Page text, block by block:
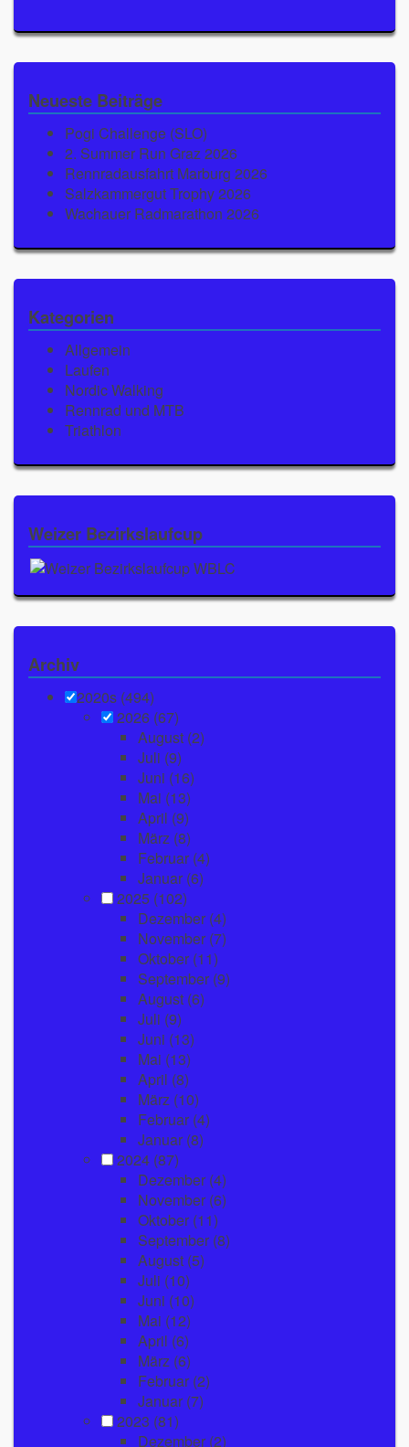
Neueste Beiträge
Pogi Challenge (SLO)
2. Summer Run Graz 2026
Rennradausfahrt Marburg 2026
Salzkammergut Trophy 2026
Wachauer Radmarathon 2026
Kategorien
Allgemein
Laufen
Nordic Walking
Rennrad und MTB
Triathlon
Weizer Bezirkslaufcup
Archiv
2020s (494)
2026 (67)
August (2)
Juli (9)
Juni (16)
Mai (13)
April (9)
März (8)
Februar (4)
Januar (6)
2025 (102)
Dezember (4)
November (7)
Oktober (11)
September (9)
August (6)
Juli (9)
Juni (13)
Mai (13)
April (8)
März (10)
Februar (4)
Januar (8)
2024 (87)
Dezember (4)
November (6)
Oktober (11)
September (8)
August (5)
Juli (10)
Juni (10)
Mai (12)
April (6)
März (6)
Februar (2)
Januar (7)
2023 (81)
Dezember (2)